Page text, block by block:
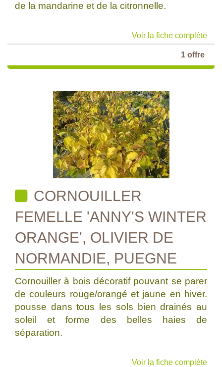
de la mandarine et de la citronnelle.
Voir la fiche complète
1 offre
CORNOUILLER
FEMELLE 'ANNY'S WINTER
ORANGE', OLIVIER DE
NORMANDIE, PUEGNE
Cornouiller à bois décoratif pouvant se parer
de couleurs rouge/orangé et jaune en hiver.
pousse dans tous les sols bien drainés au
soleil et forme des belles haies de
séparation.
Voir la fiche complète